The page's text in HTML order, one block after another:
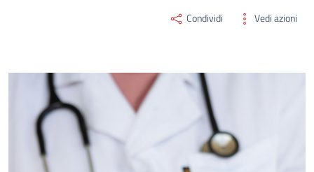
Condividi Vedi azioni